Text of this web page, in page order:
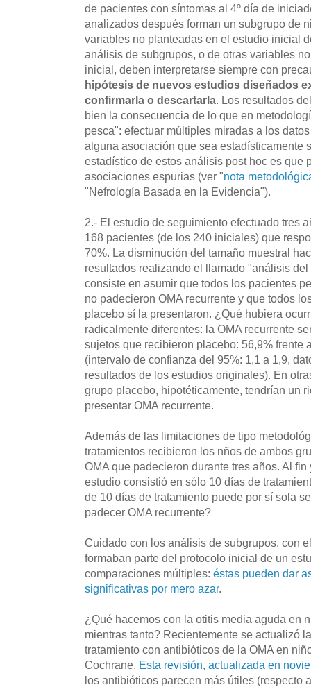
de pacientes con síntomas al 4º día de
analizados después forman un subgrupo de
variables no planteadas en el estudio inicial
análisis de subgrupos, o de otras variables
inicial, deben interpretarse siempre con
hipótesis de nuevos estudios diseñados
confirmarla o descartarla. Los resultados
bien la consecuencia de lo que en
pesca": efectuar múltiples miradas a los
alguna asociación que sea estadísticamente
estadístico de estos análisis post hoc es que
asociaciones espurias (ver "nota
"Nefrología Basada en la Evidencia").
2.- El estudio de seguimiento efectuado tres
168 pacientes (de los 240 iniciales) que
70%. La disminución del tamaño muestral
resultados realizando el llamado "análisis
consiste en asumir que todos los pacientes
no padecieron OMA recurrente y que todos
placebo sí la presentaron. ¿Qué hubiera
radicalmente diferentes: la OMA recurrente
sujetos que recibieron placebo: 56,9% frente
(intervalo de confianza del 95%: 1,1 a 1,9,
resultados de los estudios originales). En
grupo placebo, hipotéticamente, tendrían un
presentar OMA recurrente.
Además de las limitaciones de tipo
tratamientos recibieron los nños de ambos
OMA que padecieron durante tres años. Al
estudio consistió en sólo 10 días de
de 10 días de tratamiento puede por sí sola
padecer OMA recurrente?
Cuidado con los análisis de subgrupos, con
formaban parte del protocolo inicial de un
comparaciones múltiples: éstas pueden dar
significativas por mero azar.
¿Qué hacemos con la otitis media aguda en
mientras tanto? Recientemente se actualizó
tratamiento con antibióticos de la OMA en
Cochrane. Esta revisión, actualizada en
los antibióticos parecen más útiles (respecto